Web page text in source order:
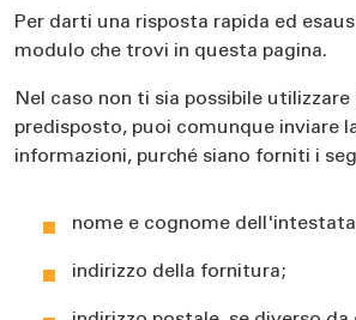
Per darti una risposta rapida ed
modulo che trovi in questa pagina.
Nel caso non ti sia possibile
predisposto, puoi comunque inviare
informazioni, purché siano forniti i
nome e cognome
indirizzo della fornitura;